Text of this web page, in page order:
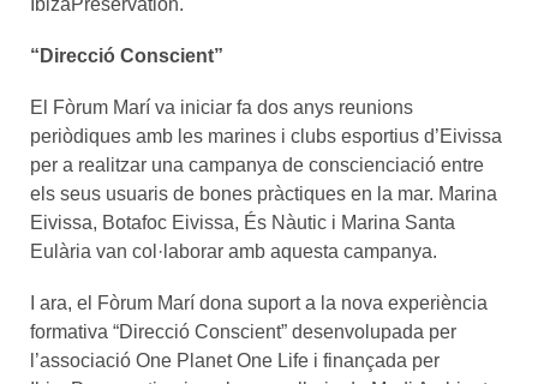
“Direcció Conscient”
El Fòrum Marí va iniciar fa dos anys reunions
periòdiques amb les marines i clubs esportius d’Eivissa
per a realitzar una campanya de conscienciació entre
els seus usuaris de bones pràctiques en la mar. Marina
Eivissa, Botafoc Eivissa, És Nàutic i Marina Santa
Eulària van col·laborar amb aquesta campanya.
I ara, el Fòrum Marí dona suport a la nova experiència
formativa “Direcció Conscient” desenvolupada per
l’associació One Planet One Life i finançada per